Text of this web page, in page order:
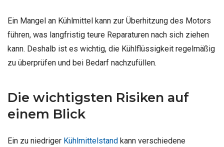
Ein Mangel an Kühlmittel kann zur Überhitzung des Motors
führen, was langfristig teure Reparaturen nach sich ziehen
kann. Deshalb ist es wichtig, die Kühlflüssigkeit regelmäßig
zu überprüfen und bei Bedarf nachzufüllen.
Die wichtigsten Risiken auf
einem Blick
Ein zu niedriger Kühlmittelstand kann verschiedene